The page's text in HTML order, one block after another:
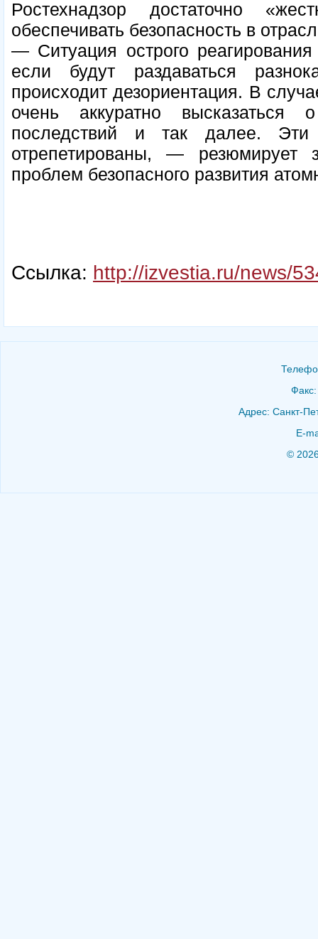
Ростехнадзор достаточно
обеспечивать безопасность в
— Ситуация острого
если будут раздаваться
происходит дезориентация. В
очень аккуратно
последствий и так далее.
отрепетированы, — резюмирует
проблем безопасного развития
Ссылка: http://izvestia.ru/news/
Адрес: Санкт-
E-
©